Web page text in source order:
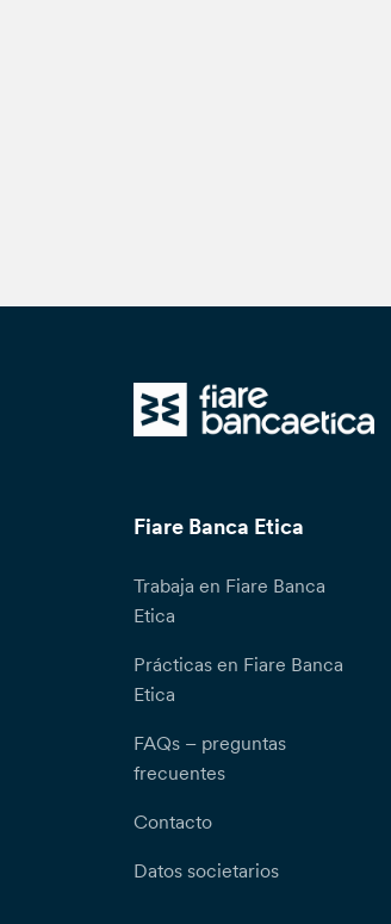
Fiare Banca Etica
Trabaja en Fiare Banca
Etica
Prácticas en Fiare Banca
Etica
FAQs – preguntas
frecuentes
Contacto
Datos societarios